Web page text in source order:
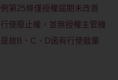
第25條僅授權屆期未改善
使廢止權，並無授權主管機
故B、C、D函有行使裁量